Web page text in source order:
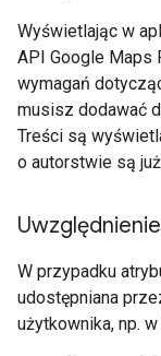
Wyświetlając w
API Google
wymagań
musisz dodawać
Treści są
o autorstwie są
W przypadku
udostępniana
użytkownika, np.